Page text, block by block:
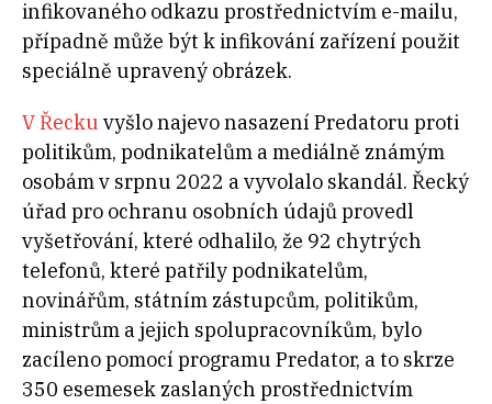
infikovaného odkazu prostřednictvím e-mailu,
případně může být k infikování zařízení použit
speciálně upravený obrázek.
V Řecku vyšlo najevo nasazení Predatoru proti
politikům, podnikatelům a mediálně známým
osobám v srpnu 2022 a vyvolalo skandál. Řecký
úřad pro ochranu osobních údajů provedl
vyšetřování, které odhalilo, že 92 chytrých
telefonů, které patřily podnikatelům,
novinářům, státním zástupcům, politikům,
ministrům a jejich spolupracovníkům, bylo
zacíleno pomocí programu Predator, a to skrze
350 esemesek zaslaných prostřednictvím